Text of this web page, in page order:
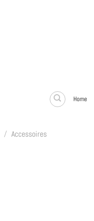
Home
/ Accessoires